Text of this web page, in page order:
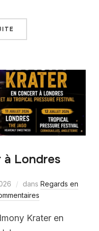
à Londres
dans Regards en
Krater en